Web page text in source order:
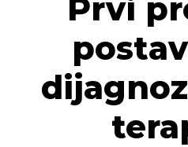
Prvi